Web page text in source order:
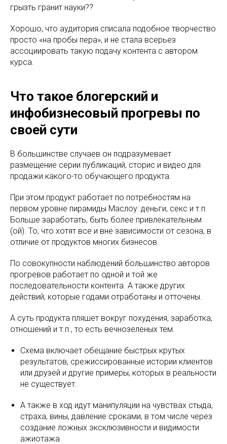
грызть гранит науки??
Хорошо, что аудитория списала подобное творчество
просто «на пробы пера», и не стала всерьез
ассоциировать такую подачу контента с автором
курса.
Что такое блогерский и
инфобизнесовый прогревы по
своей сути
В большинстве случаев он подразумевает
размещение серии публикаций, сторис и видео для
продажи какого-то обучающего продукта.
При этом продукт работает по потребностям на
первом уровне пирамиды Маслоу: деньги, секс и т.п.
Больше заработать, быть более привлекательным
(ой). То, что хотят все и вне зависимости от сезона, в
отличие от продуктов многих бизнесов.
По совокупности наблюдений большинство авторов
прогревов работает по одной и той же
последовательности контента. А также других
действий, которые годами отработаны и отточены.
А суть продукта пляшет вокруг похудения, заработка,
отношений и т.п., то есть вечнозеленых тем.
Схема включает обещание быстрых крутых
результатов, срежиссированные истории клиентов
или друзей и другие примеры, которых в реальности
не существует.
А также в ход идут манипуляции на чувствах стыда,
страха, вины, давление сроками, в том числе через
создание ложных эксклюзивности и видимости
ажиотажа